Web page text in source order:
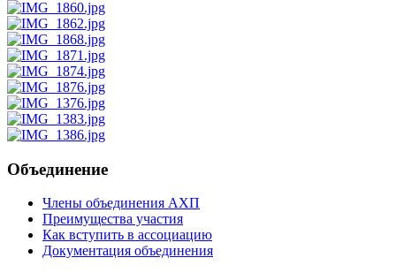
Объединение
Члены объединения АХП
Преимущества участия
Как вступить в ассоциацию
Документация объединения